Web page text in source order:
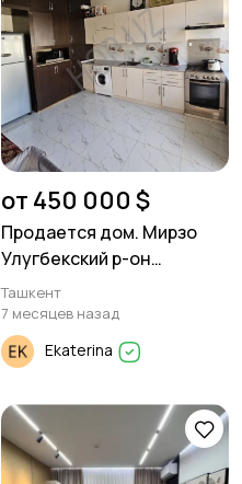
от 450 000 $
Продается дом. Мирзо
Улугбекский р-он
Агрошкола, Мать и дитя.
8.56 соток. 5 комнат.
Ташкент
7 месяцев назад
Ekaterina